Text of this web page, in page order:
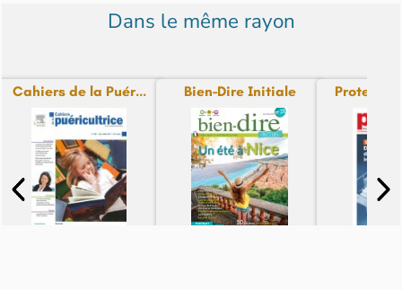
Dans le même rayon
Cahiers de la Puér... Bien-Dire Initiale